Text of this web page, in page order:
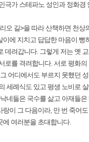
가 스테파노 성인과 정화
길>을 따라 산책하면 천
에 지치고 답답한 마음이
려갑니다. 그렇게 저는 옛
를 격려합니다. 서로 평화
어디에서도 부르지 못했던
례식도 있고 평생 노비로
네들은 국수를 삶고 아재들
이 그 다음이라, 만 번 죽어
여러분을 초대합니다.